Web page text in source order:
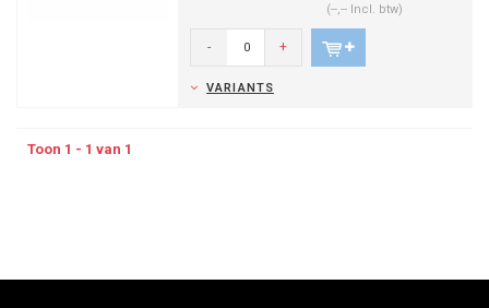
(--,-- Incl. btw)
- +
VARIANTS
Toon 1 - 1 van 1